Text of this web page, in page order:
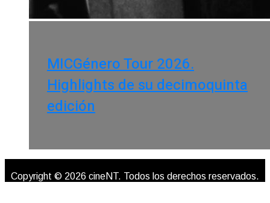
MICGénero Tour 2026.
Highlights de su decimoquinta
edición
Copyright © 2026 cineNT. Todos los derechos reservados.